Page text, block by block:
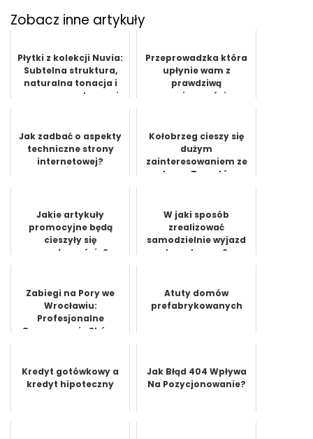
Zobacz inne artykuły
Płytki z kolekcji Nuvia:
Subtelna struktura,
naturalna tonacja i
nowoczesna elegancja
Przeprowadzka która
upłynie wam z
prawdziwą
przyjemnością
Jak zadbać o aspekty
techniczne strony
internetowej?
Kołobrzeg cieszy się
dużym
zainteresowaniem ze
strony Turystów
Jakie artykuły
promocyjne będą
cieszyły się
popularnością?
W jaki sposób
zrealizować
samodzielnie wyjazd
turystyczny?
Zabiegi na Pory we
Wrocławiu:
Profesjonalne
Oczyszczanie Skóry.
Atuty domów
prefabrykowanych
Kredyt gotówkowy a
kredyt hipoteczny
Jak Błąd 404 Wpływa
Na Pozycjonowanie?